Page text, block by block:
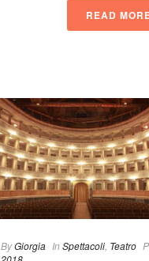
READ
ByGiorgia In Spettacoli Teatro